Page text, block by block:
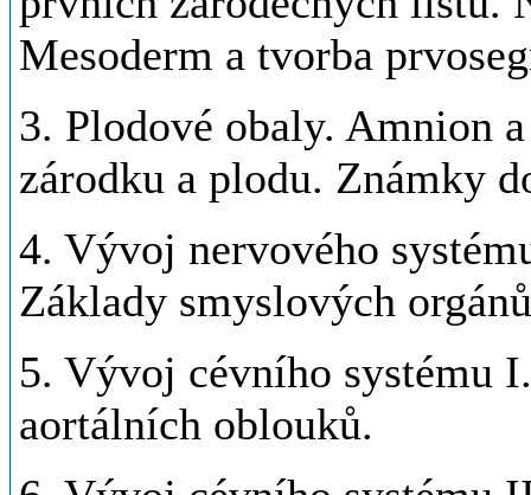
Mesoderm a tvorba
3. Plodové obaly. Amnion
zárodku a plodu. Známky
4. Vývoj nervového
Základy smyslových
5. Vývoj cévního systému
aortálních oblouků.